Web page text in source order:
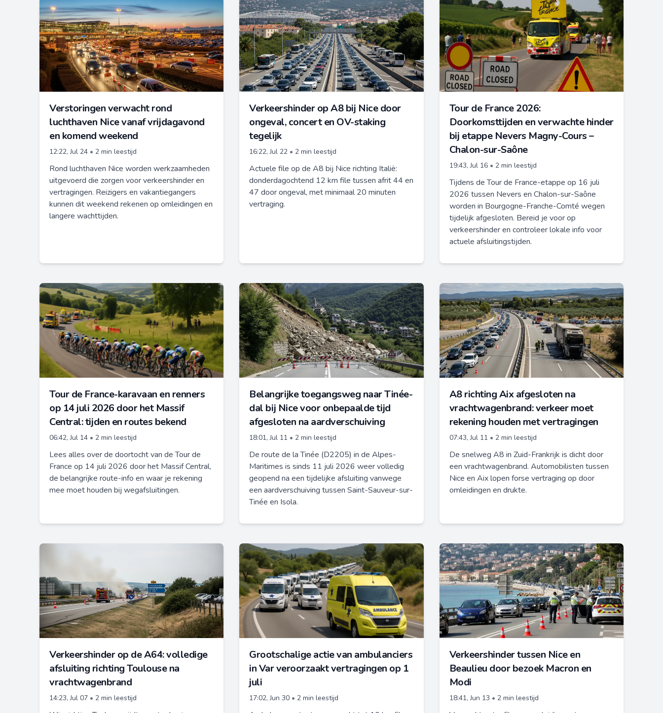
Verstoringen verwacht rond
luchthaven Nice vanaf vrijdagavond
en komend weekend
12:22, Jul 24 • 2 min leestijd
Rond luchthaven Nice worden werkzaamheden
uitgevoerd die zorgen voor verkeershinder en
vertragingen. Reizigers en vakantiegangers
kunnen dit weekend rekenen op omleidingen en
langere wachttijden.
Verkeershinder op A8 bij Nice door
ongeval, concert en OV-staking
tegelijk
16:22, Jul 22 • 2 min leestijd
Actuele file op de A8 bij Nice richting Italië:
donderdagochtend 12 km file tussen afrit 44 en
47 door ongeval, met minimaal 20 minuten
vertraging.
Tour de France 2026:
Doorkomsttijden en verwachte hinder
bij etappe Nevers Magny-Cours –
Chalon-sur-Saône
19:43, Jul 16 • 2 min leestijd
Tijdens de Tour de France-etappe op 16 juli
2026 tussen Nevers en Chalon-sur-Saône
worden in Bourgogne-Franche-Comté wegen
tijdelijk afgesloten. Bereid je voor op
verkeershinder en controleer lokale info voor
actuele afsluitingstijden.
Tour de France-karavaan en renners
op 14 juli 2026 door het Massif
Central: tijden en routes bekend
06:42, Jul 14 • 2 min leestijd
Lees alles over de doortocht van de Tour de
France op 14 juli 2026 door het Massif Central,
de belangrijke route-info en waar je rekening
mee moet houden bij wegafsluitingen.
Belangrijke toegangsweg naar Tinée-
dal bij Nice voor onbepaalde tijd
afgesloten na aardverschuiving
18:01, Jul 11 • 2 min leestijd
De route de la Tinée (D2205) in de Alpes-
Maritimes is sinds 11 juli 2026 weer volledig
geopend na een tijdelijke afsluiting vanwege
een aardverschuiving tussen Saint-Sauveur-sur-
Tinée en Isola.
A8 richting Aix afgesloten na
vrachtwagenbrand: verkeer moet
rekening houden met vertragingen
07:43, Jul 11 • 2 min leestijd
De snelweg A8 in Zuid-Frankrijk is dicht door
een vrachtwagenbrand. Automobilisten tussen
Nice en Aix lopen forse vertraging op door
omleidingen en drukte.
Verkeershinder op de A64: volledige
afsluiting richting Toulouse na
vrachtwagenbrand
14:23, Jul 07 • 2 min leestijd
Grootschalige actie van ambulanciers
in Var veroorzaakt vertragingen op 1
juli
17:02, Jun 30 • 2 min leestijd
Verkeershinder tussen Nice en
Beaulieu door bezoek Macron en
Modi
18:41, Jun 13 • 2 min leestijd